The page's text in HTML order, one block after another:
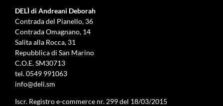
DELÌ di Andreani Deborah
Contrada del Pianello, 36
Contrada Omagnano, 14
Salita alla Rocca, 31
Repubblica di San Marino
C.O.E. SM30713
tel.0549 991063
info@deli.sm
Iscr. Registro e-commerce nr. 299 del 18/03/2015